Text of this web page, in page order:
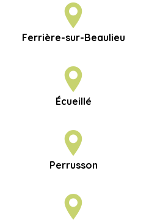
Ferrière-sur-Beaulieu
Écueillé
Perrusson